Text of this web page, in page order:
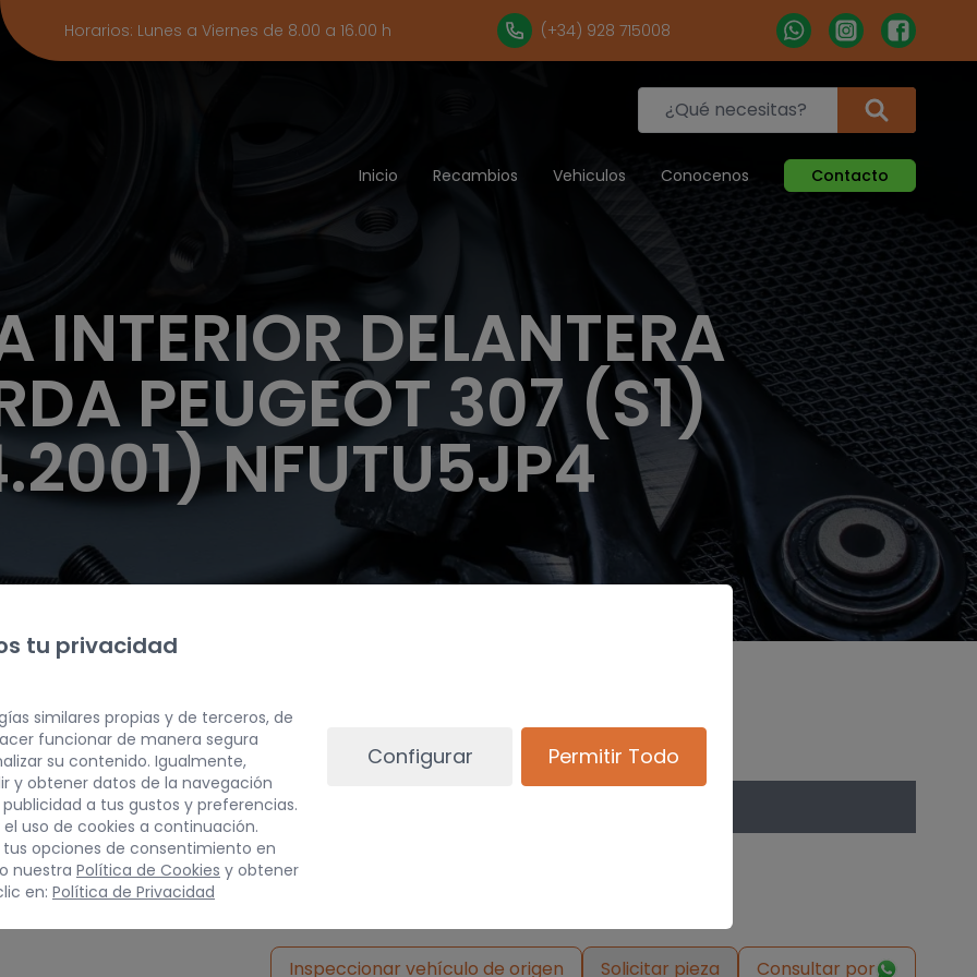
Horarios: Lunes a Viernes de 8.00 a 16.00 h (+34) 928 715008
Inicio Recambios Vehiculos Conocenos Contacto
INTERIOR DELANTERA
PEUGEOT 307 (S1)
NFUTU5JP4
PESO
Inspeccionar vehículo de origen Solicitar pieza Consultar por
tu privacidad
similares propias y de terceros, de
funcionar de manera segura
su contenido. Igualmente,
y obtener datos de la navegación
a tus gustos y preferencias.
uso de cookies a continuación.
opciones de consentimiento en
nuestra Política de Cookies y obtener
en: Política de Privacidad
Configurar Permitir Todo